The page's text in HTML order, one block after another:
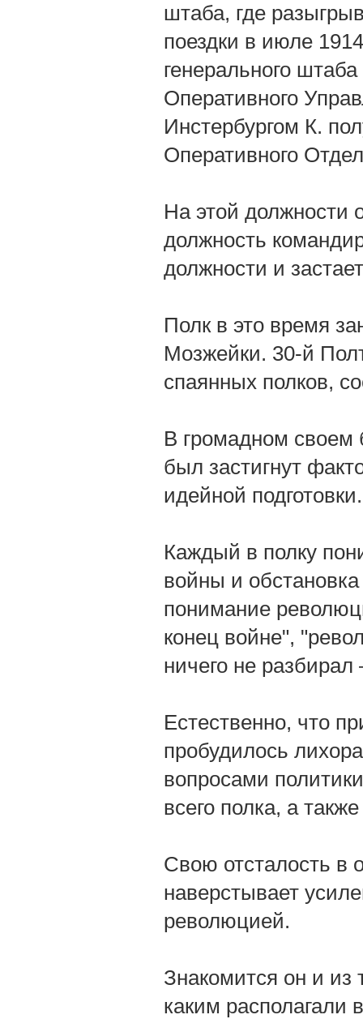
штаба, где
поездки в июле
генерального
Оперативного
Инстербургом К.
Оперативного
На этой должности
должность
должности и
Полк в это время
Мозжейки. 30-й
спаянных полков,
В громадном своем
был застигнут
идейной подготовки.
Каждый в полку
войны и
понимание
конец войне",
ничего не
Естественно, что
пробудилось
вопросами
всего полка, а
Свою отсталость в
наверстывает
революцией.
Знакомится он и из
каким располагали